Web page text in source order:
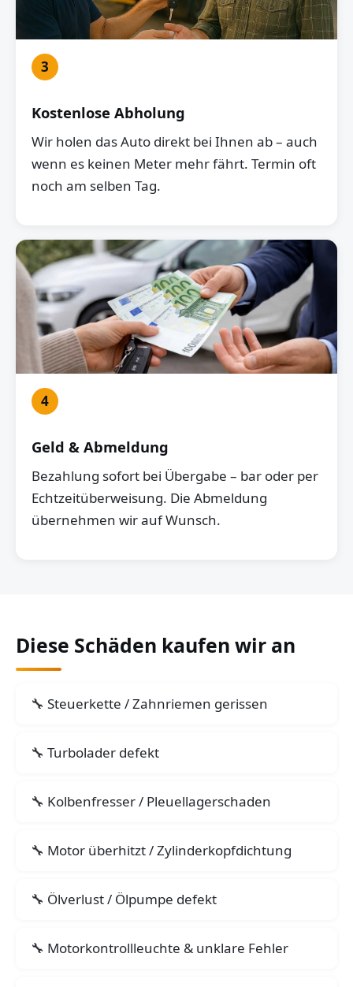
3
Kostenlose Abholung
Wir holen das Auto direkt bei Ihnen ab – auch
wenn es keinen Meter mehr fährt. Termin oft
noch am selben Tag.
4
Geld & Abmeldung
Bezahlung sofort bei Übergabe – bar oder per
Echtzeitüberweisung. Die Abmeldung
übernehmen wir auf Wunsch.
Diese Schäden kaufen wir an
Steuerkette / Zahnriemen gerissen
Turbolader defekt
Kolbenfresser / Pleuellagerschaden
Motor überhitzt / Zylinderkopfdichtung
Ölverlust / Ölpumpe defekt
Motorkontrollleuchte & unklare Fehler